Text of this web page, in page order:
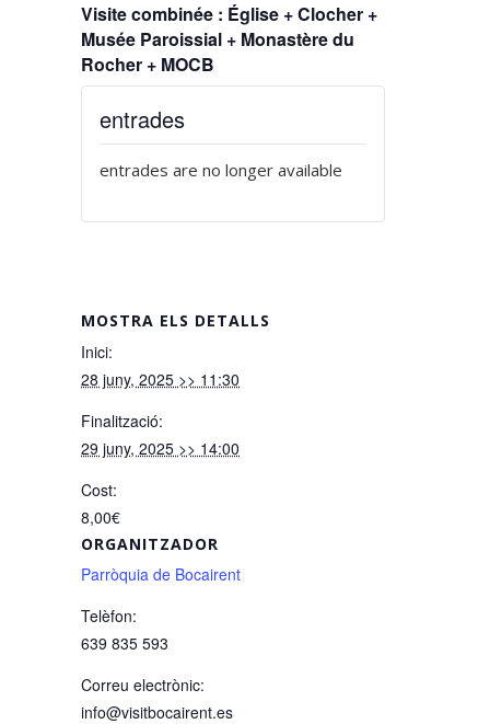
Visite combinée : Église + Clocher +
Musée Paroissial + Monastère du
Rocher + MOCB
MOSTRA ELS DETALLS
Inici:
28 juny, 2025 >> 11:30
Finalització:
29 juny, 2025 >> 14:00
Cost:
8,00€
ORGANITZADOR
Parròquia de Bocairent
Telèfon:
639 835 593
Correu electrònic:
info@visitbocairent.es
entrades
entrades are no longer available